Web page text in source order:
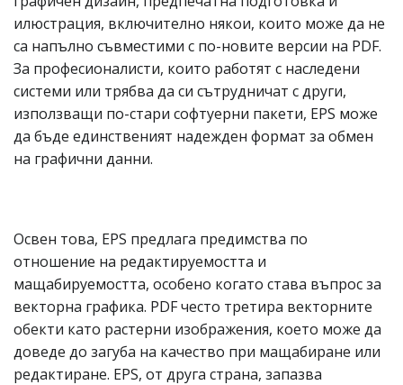
илюстрация, включително някои, които може да не
са напълно съвместими с по-новите версии на PDF.
За професионалисти, които работят с наследени
системи или трябва да си сътрудничат с други,
използващи по-стари софтуерни пакети, EPS може
да бъде единственият надежден формат за обмен
на графични данни.
Освен това, EPS предлага предимства по
отношение на редактируемостта и
мащабируемостта, особено когато става въпрос за
векторна графика. PDF често третира векторните
обекти като растерни изображения, което може да
доведе до загуба на качество при мащабиране или
редактиране. EPS, от друга страна, запазва